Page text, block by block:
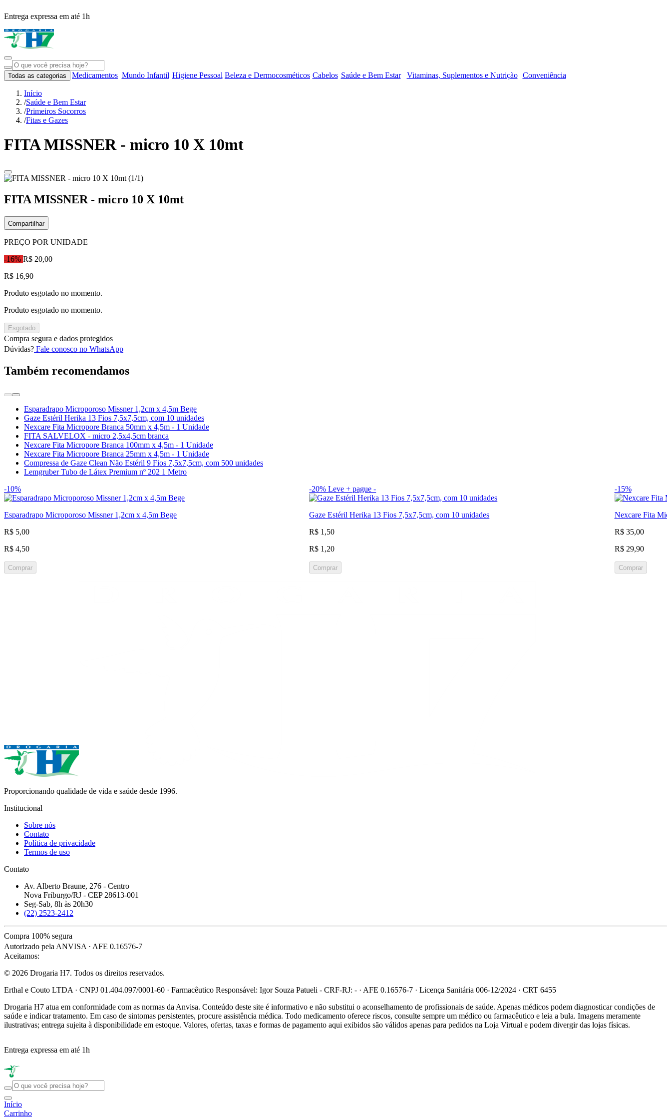
Entrega expressa em até 1h
Todas as categorias Medicamentos Mundo Infantil Higiene Pessoal Beleza e Dermocosméticos Cabelos Saúde e Bem Estar Vitaminas, Suplementos e Nutrição Conveniência
Início
/Saúde e Bem Estar
/Primeiros Socorros
/Fitas e Gazes
FITA MISSNER - micro 10 X 10mt
FITA MISSNER - micro 10 X 10mt
Compartilhar
PREÇO POR UNIDADE
-16% R$ 20,00
R$ 16,90
Produto esgotado no momento.
Produto esgotado no momento.
Esgotado
Compra segura e dados protegidos
Dúvidas? Fale conosco no WhatsApp
Também recomendamos
Esparadrapo Microporoso Missner 1,2cm x 4,5m Bege
Gaze Estéril Herika 13 Fios 7,5x7,5cm, com 10 unidades
Nexcare Fita Micropore Branca 50mm x 4,5m - 1 Unidade
FITA SALVELOX - micro 2,5x4,5cm branca
Nexcare Fita Micropore Branca 100mm x 4,5m - 1 Unidade
Nexcare Fita Micropore Branca 25mm x 4,5m - 1 Unidade
Compressa de Gaze Clean Não Estéril 9 Fios 7,5x7,5cm, com 500 unidades
Lemgruber Tubo de Látex Premium nº 202 1 Metro
-10%
Esparadrapo Microporoso Missner 1,2cm x 4,5m Bege
R$ 5,00
R$ 4,50
Comprar
-20%Leve + pague -
Gaze Estéril Herika 13 Fios 7,5x7,5cm, com 10 unidades
R$ 1,50
R$ 1,20
Comprar
-15%
Nexcare Fita
R$ 35,00
R$ 29,90
Comprar
Proporcionando qualidade de vida e saúde desde 1996.
Institucional
Sobre nós
Contato
Política de privacidade
Termos de uso
Contato
Av. Alberto Braune, 276 - Centro
Nova Friburgo/RJ - CEP 28613-001
Seg-Sab, 8h às 20h30
(22) 2523-2412
Compra 100% segura
Autorizado pela ANVISA · AFE 0.16576-7
Aceitamos:
© 2026 Drogaria H7. Todos os direitos reservados.
Erthal e Couto LTDA · CNPJ 01.404.097/0001-60 · Farmacêutico Responsável: Igor Souza Patueli - CRF-RJ: - · AFE 0.16576-7 · Licença Sanitária 006-12/2024 · CRT 6455
Drogaria H7 atua em conformidade com as normas da Anvisa. Conteúdo deste site é informativo e não substitui o aconselhamento de profissionais de saúde. Apenas médicos podem diagnosticar condições de
saúde e indicar tratamento. Em caso de sintomas persistentes, procure assistência médica. Todo medicamento oferece riscos, consulte sempre um médico ou farmacêutico e leia a bula. Imagens meramente
ilustrativas; entrega sujeita à disponibilidade em estoque. Valores, ofertas, taxas e formas de pagamento aqui exibidos são válidos apenas para pedidos na Loja Virtual e podem divergir das lojas físicas.
Entrega expressa em até 1h
Início
Carrinho